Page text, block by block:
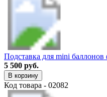
Подставка для mini
5 500 руб.
В корзину
Код товара - 02082